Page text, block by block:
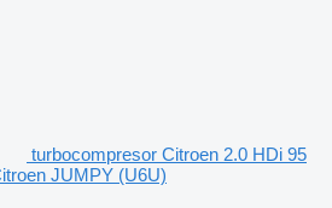
turbocompresor Citroen 2.0 HDi 95
JUMPY (U6U)